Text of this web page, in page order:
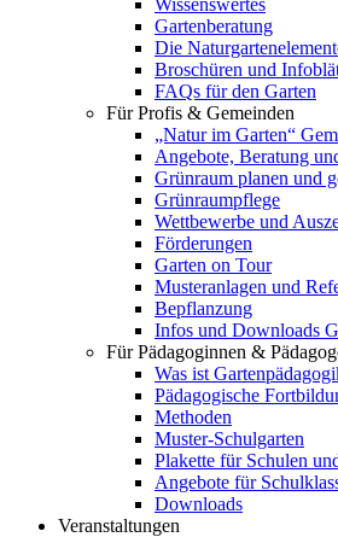
Wissenswertes
Gartenberatung
Die
Broschüren und
FAQs für den Garten
Für Profis & Gemeinden
„Natur im Garten“
Angebote, Beratung
Grünraum planen und
Grünraumpflege
Wettbewerbe und
Förderungen
Garten on Tour
Musteranlagen und
Bepflanzung
Infos und Downloads
Für Pädagoginnen &
Was ist
Pädagogische
Methoden
Muster-Schulgarten
Plakette für Schulen
Angebote für
Downloads
Veranstaltungen